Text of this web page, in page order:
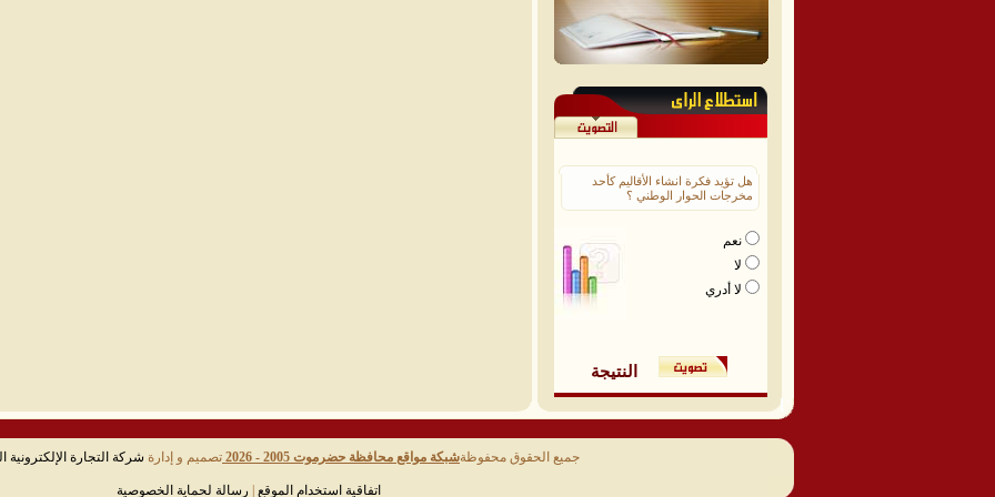
هل تؤيد فكرة انشاء الأقاليم كأحد
مخرجات الحوار الوطني ؟
نعم
لا
لا أدري
النتيجة
جميع الحقوق محفوظةشبكة مواقع محافظة حضرموت 2005 - 2026 تصميم و إدارة شركة التجارة الإلكترونية
اتفاقية استخدام الموقع رسالة لحماية الخصوصية